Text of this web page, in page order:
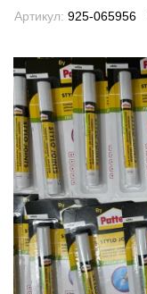
Артикул: 925-065956